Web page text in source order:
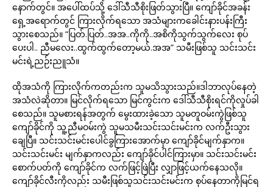
နောက်တွင်။ အပေါ်ထပ်သို့ ဒေါ်သီသီစိုးဖြတ်သွားပြီ။ ကျော်ခိုင်အခန်း
ရှေ့အရောက်တွင် ကြားလိုက်ရသော အသံများကခေါင်းနားပန်းကြီး
သွားစေသည်။ “ပြတ်.ပြတ်..အအ..ကိုကို..အစိကိုသွက်သွက်လေး စုပ်
ပေးပါ.. ညီမလေး..ထွက်ထွက်တော့မယ်.အအ” သမီးဖြစ်သူ သင်းသင်း
မင်းရဲ့ညဉ်းညူသံ။
ထိုအသံကို ကြားလိုက်ကတည်းက သူမသိသွားသည်။ဒါဘာလုပ်နေတဲ့
အသံလဲဆိုတာ။ မြင်လိုက်ရသော မြင်ကွင်းက ဒေါ်သီသီစိုးရင်ကိုလှုပ်ခါ
စေသည်။ သူမစားရန်အတွက် မွေးထားခဲ့သော သူမတူဝမ်းကွဲဖြစ်သူ
ကျော်ခိုင်ကို သူ့ညီမဝမ်းကွဲ သူမသမီးသင်းသင်းမင်းက လက်ဦးသွား
ချေပြီ။ သင်းသင်းမင်းပေါင်ခွကြားအောက်မှာ ကျော်ခိုင်မျက်နှာက။
သင်းသင်းမင်း မျက်နှာကလည်း ကျော်ခိုင်ပါင်ကြားမှာ။ သင်းသင်းမင်း
စောက်ပတ်ကို ကျော်ခိုင်က လက်ဖြင့်ဖြဲပြီး လျှာဖြင့်ယက်နေသလို။
ကျော်ခိုင်လီးကိုလည်း သမီးဖြစ်သူသင်းသင်းမင်းက စုပ်နေတာကိုမြင်ရ